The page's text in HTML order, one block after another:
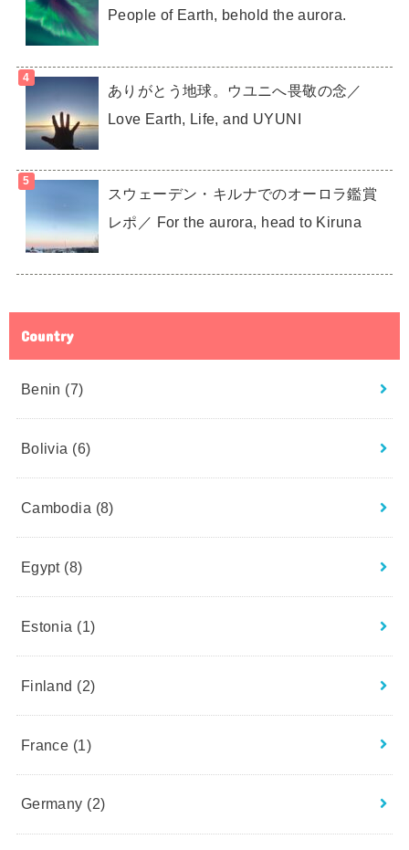
People of Earth, behold the aurora.
ありがとう地球。ウユニへ畏敬の念／
Love Earth, Life, and UYUNI
スウェーデン・キルナでのオーロラ鑑賞
レポ／ For the aurora, head to Kiruna
Country
Benin (7)
Bolivia (6)
Cambodia (8)
Egypt (8)
Estonia (1)
Finland (2)
France (1)
Germany (2)